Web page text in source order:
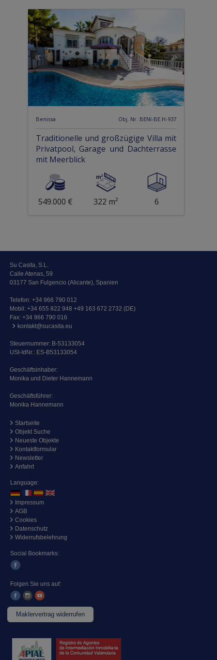
Benissa Obj. Nr. BENI-BE.H-937
Traditionelle und großzügige Villa mit
Privatpool, Garage und Dachterrasse
mit Meerblick
549.000 € 322 m² 6
Su Casita, S.L.
Calle Atenas, 59
03177 San Fulgencio (Alicante), Spanien
Telefon: +34 966 790 012
Mobil: +34 655 822 948 +49 163 672 2732 (DE)
Fax: +34 966 790 016
kontakt@sucasita.eu
Steuernummer: B-53133054
USt-IdNr.: ES-B53133054
Geschäftsinhaber:
Monika und Dieter Hannemann
Geschäftsführer:
Monika Hannemann
Startseite
Objekt Suche
Neueste Objekte
Kontaktformular
Newsletter
Anfahrt
Language:
Impressum
AGB
Cookies
Datenschutz
Widerrufsbelehrung
Social Bookmarks:
Folgen Sie uns auf:
Maklervertrag widerrufen